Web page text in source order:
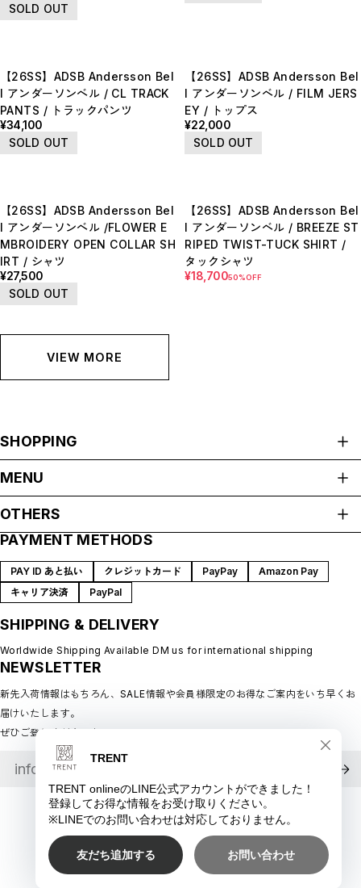
SOLD OUT
【26SS】ADSB Andersson Bel
l アンダーソンベル / CL TRACK
PANTS / トラックパンツ
¥34,100
SOLD OUT
【26SS】ADSB Andersson Bel
l アンダーソンベル / FILM JERS
EY / トップス
¥22,000
SOLD OUT
【26SS】ADSB Andersson Bel
l アンダーソンベル /FLOWER E
MBROIDERY OPEN COLLAR SH
IRT / シャツ
¥27,500
SOLD OUT
【26SS】ADSB Andersson Bel
l アンダーソンベル / BREEZE ST
RIPED TWIST-TUCK SHIRT /
タックシャツ
¥18,70050%OFF
VIEW MORE
SHOPPING
MENU
SHOP GUIDE
BLOG
MEMBERSHIP
LOGIN
OTHERS
プライバシーポリシー
特定商取引法に基づく表記
会員規約
PAYMENT METHODS
PAY ID あと払い クレジットカード PayPay
Amazon Pay
キャリア決済
PayPal
SHIPPING & DELIVERY
Worldwide Shipping Available DM us for international shipping
NEWSLETTER
新先入荷情報はもちろん、SALE情報や会員様限定のお得なご案内をいち早くお
届けいたします。
ぜひご登録ください♪
©︎ TRENT online
ショップに質問する